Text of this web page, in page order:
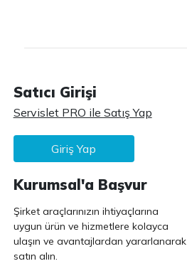
Satıcı Girişi
Servislet PRO ile Satış Yap
Giriş Yap
Kurumsal'a Başvur
Şirket araçlarınızın ihtiyaçlarına
uygun ürün ve hizmetlere kolayca
ulaşın ve avantajlardan yararlanarak
satın alın.